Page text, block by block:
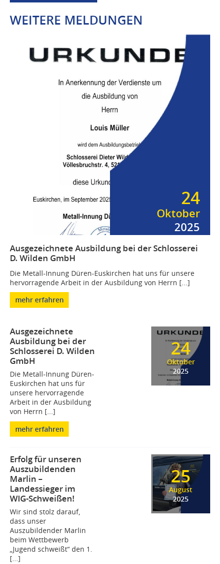
WEITERE MELDUNGEN
24
Oktober
2025
Ausgezeichnete Ausbildung bei der Schlosserei
D. Wilden GmbH
Die Metall-Innung Düren-Euskirchen hat uns für unsere
hervorragende Arbeit in der Ausbildung von Herrn [...]
mehr erfahren
Ausgezeichnete
Ausbildung bei der
Schlosserei D. Wilden
GmbH
Die Metall-Innung Düren-
Euskirchen hat uns für
unsere hervorragende
Arbeit in der Ausbildung
von Herrn [...]
mehr erfahren
24
Oktober
2025
Erfolg für unseren
Auszubildenden
Marlin –
Landessieger im
WIG-Schweißen!
Wir sind stolz darauf,
dass unser
Auszubildender Marlin
beim Wettbewerb
„Jugend schweißt“ den 1.
[...]
25
August
2025